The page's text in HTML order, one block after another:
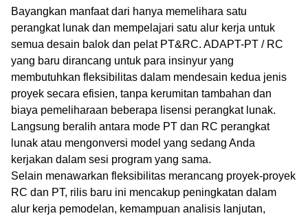
Bayangkan manfaat dari hanya memelihara satu
perangkat lunak dan mempelajari satu alur kerja untuk
semua desain balok dan pelat PT&RC. ADAPT-PT / RC
yang baru dirancang untuk para insinyur yang
membutuhkan fleksibilitas dalam mendesain kedua jenis
proyek secara efisien, tanpa kerumitan tambahan dan
biaya pemeliharaan beberapa lisensi perangkat lunak.
Langsung beralih antara mode PT dan RC perangkat
lunak atau mengonversi model yang sedang Anda
kerjakan dalam sesi program yang sama.
Selain menawarkan fleksibilitas merancang proyek-proyek
RC dan PT, rilis baru ini mencakup peningkatan dalam
alur kerja pemodelan, kemampuan analisis lanjutan,